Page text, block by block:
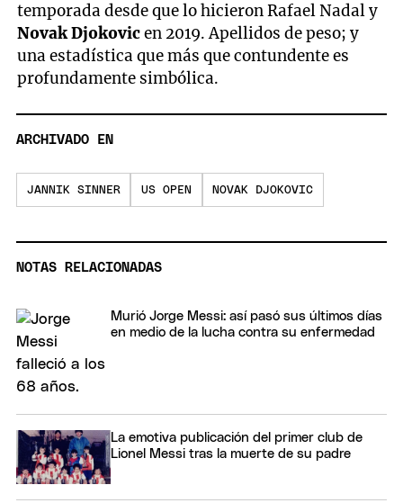
temporada desde que lo hicieron Rafael Nadal y
Novak Djokovicen 2019. Apellidos de peso; y
una estadística que más que contundente es
profundamente simbólica.
ARCHIVADO EN
JANNIK SINNER US OPEN NOVAK DJOKOVIC
NOTAS RELACIONADAS
Murió Jorge Messi: así pasó sus últimos días
en medio de la lucha contra su enfermedad
La emotiva publicación del primer club de
Lionel Messi tras la muerte de su padre